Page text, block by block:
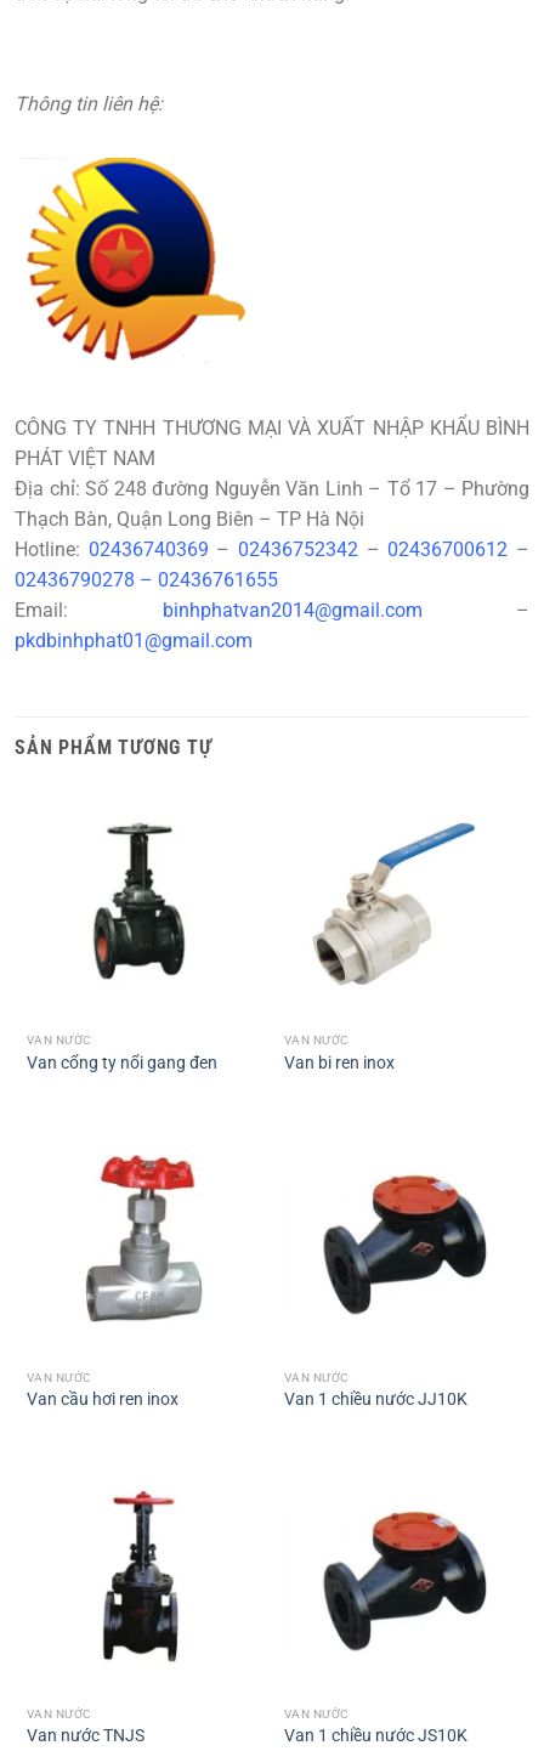
Thông tin liên hệ:
CÔNG TY TNHH THƯƠNG MẠI VÀ XUẤT NHẬP KHẨU BÌNH
PHÁT VIỆT NAM
Địa chỉ: Số 248 đường Nguyễn Văn Linh – Tổ 17 – Phường
Thạch Bàn, Quận Long Biên – TP Hà Nội
Hotline: 02436740369 – 02436752342 – 02436700612 –
02436790278 – 02436761655
Email: binhphatvan2014@gmail.com –
pkdbinhphat01@gmail.com
SẢN PHẨM TƯƠNG TỰ
VAN NƯỚC
Van cổng ty nổi gang đen
VAN NƯỚC
Van bi ren inox
VAN NƯỚC
Van cầu hơi ren inox
VAN NƯỚC
Van 1 chiều nước JJ10K
VAN NƯỚC
Van nước TNJS
VAN NƯỚC
Van 1 chiều nước JS10K